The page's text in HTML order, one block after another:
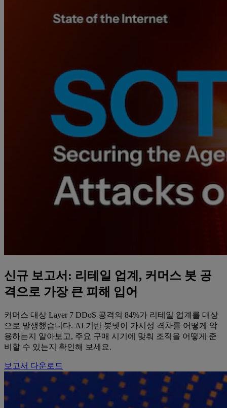
신규 보고서: 리테일 업계, 커머스 봇 공
격으로 가장 큰 피해 입어
커머스 대상 Layer 7 DDoS 공격의 84%가 리테일 업계를 대상
으로 발생했습니다. AI 기반 봇넷이 가시성 격차를 어떻게 악
용하는지 알아보고, 주요 구매 시기에 맞춰 조직을 어떻게 준
비할 수 있는지 확인해 보세요.
보고서 다운로드